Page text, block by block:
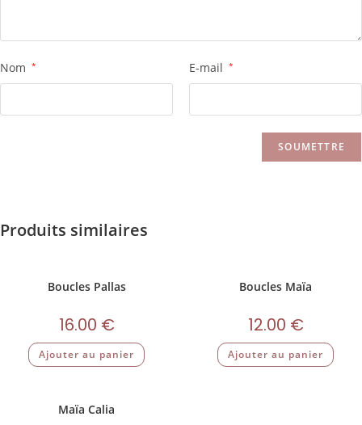
Nom * E-mail *
Produits similaires
Boucles Pallas
16.00 €
Ajouter au panier
Boucles Maïa
12.00 €
Ajouter au panier
Maïa Calia